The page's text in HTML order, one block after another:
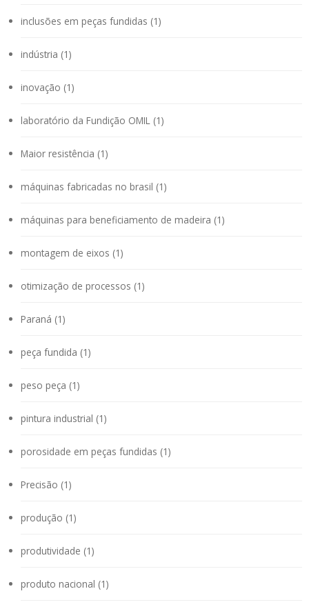
inclusões em peças fundidas (1)
indústria (1)
inovação (1)
laboratório da Fundição OMIL (1)
Maior resistência (1)
máquinas fabricadas no brasil (1)
máquinas para beneficiamento de madeira (1)
montagem de eixos (1)
otimização de processos (1)
Paraná (1)
peça fundida (1)
peso peça (1)
pintura industrial (1)
porosidade em peças fundidas (1)
Precisão (1)
produção (1)
produtividade (1)
produto nacional (1)